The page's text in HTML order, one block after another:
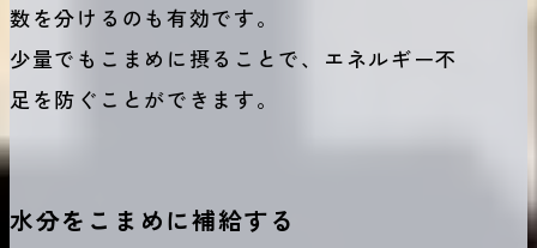
数を分けるのも有効です。
少量でもこまめに摂ることで、エネルギー不
足を防ぐことができます。
水分をこまめに補給する